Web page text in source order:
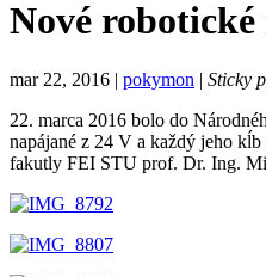
Nové
mar 22, 2016 | pokymon | Sticky
22. marca 2016 bolo do
napájané z 24 V a každý jeho
fakutly FEI STU prof. Dr. Ing.